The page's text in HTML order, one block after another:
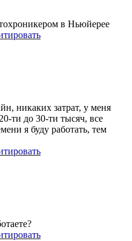
в Ньюйерее
никаких затрат, у меня
ти до 30-ти тысяч, все
я буду работать, тем